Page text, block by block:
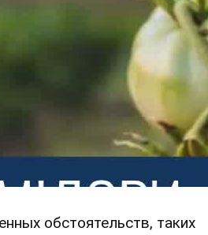
обстоятельств, таких